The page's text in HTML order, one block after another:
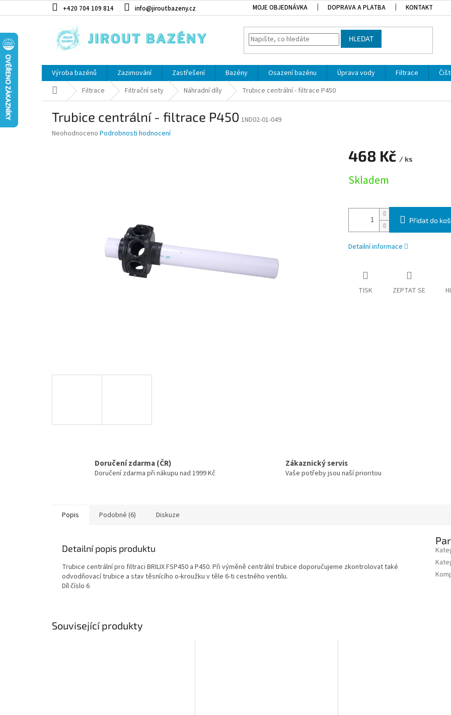
+420 704 109 814 info@jiroutbazeny.cz MOJE OBJEDNÁVKA DOPRAVA A PLATBA KONTAKT
HLEDAT
Výroba bazénů Zazimování Zastřešení Bazény Osazení bazénu Úprava vody Filtrace
Domů Filtrace Filtrační sety Náhradní díly Trubice centrální - filtrace P450
Trubice centrální - filtrace P450 1ND02-01-049
Průměrné hodnocení produktu je 0,0 z 5 hvězdiček.
Neohodnoceno Podrobnosti hodnocení
468 Kč / ks
Skladem
Přidat do
Detailní informace
TISK ZEPTAT SE
Doručení zdarma (ČR)
Doručení zdarma při nákupu nad 1999 Kč
Zákaznický servis
Vaše potřeby jsou naší prioritou
Popis Podobné (6) Diskuze
Detailní popis produktu
Trubice centrální pro filtraci BRILIX FSP450 a P450. Při výměně centrální trubice doporučujeme zkontrolovat také
odvodňovací trubice a stav těsnícího o-kroužku v těle 6-ti cestného ventilu.
Díl číslo 6
Související produkty